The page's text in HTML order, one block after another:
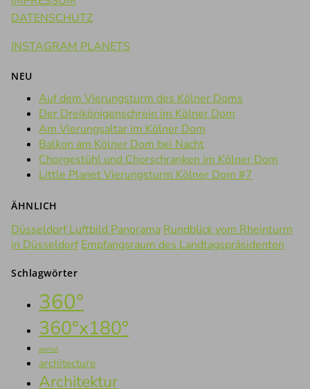
DATENSCHUTZ
INSTAGRAM PLANETS
NEU
Auf dem Vierungsturm des Kölner Doms
Der Dreikönigenschrein im Kölner Dom
Am Vierungsaltar im Kölner Dom
Balkon am Kölner Dom bei Nacht
Chorgestühl und Chorschranken im Kölner Dom
Little Planet Vierungsturm Kölner Dom #7
ÄHNLICH
Düsseldorf Luftbild Panorama Rundblick vom Rheinturm
in Düsseldorf Empfangsraum des Landtagspräsidenten
Schlagwörter
360°
360°x180°
aerial
architecture
Architektur